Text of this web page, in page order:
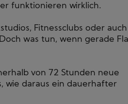
funktionieren wirklich.
Fitnessclubs oder auch
was tun, wenn gerade
von 72 Stunden neue
wie daraus ein dauerhafter